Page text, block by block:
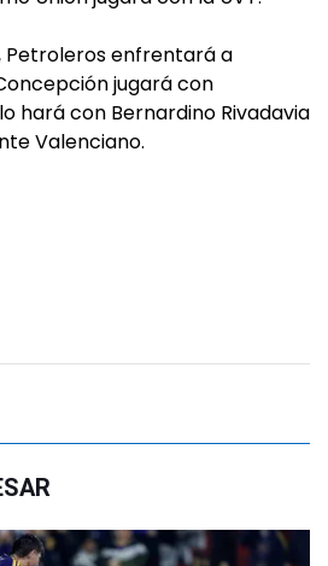
Petroleros enfrentará a
jugará con
hará con Bernardino Rivadavia
Valenciano.